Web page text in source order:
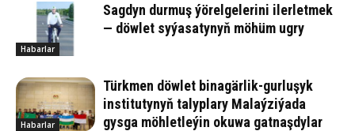
Habarlar
Sagdyn durmuş ýörelgelerini ilerletmek
— döwlet syýasatynyň möhüm ugry
Habarlar
Türkmen döwlet binagärlik-gurluşyk
institutynyň talyplary Malaýziýada
gysga möhletleýin okuwa gatnaşdylar